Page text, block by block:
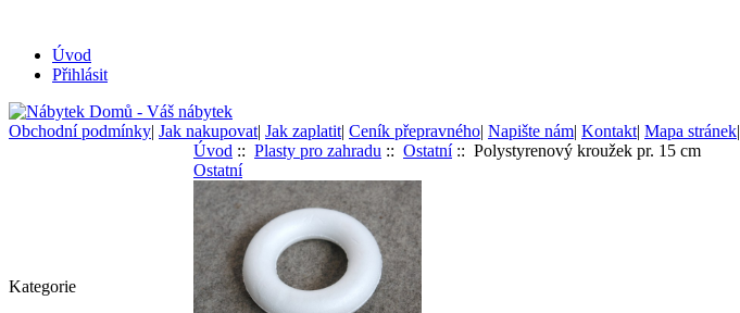
Úvod
Přihlásit
Obchodní podmínky| Jak nakupovat| Jak zaplatit| Ceník přepravného| Napište nám| Kontakt| Mapa stránek|
Kategorie
Úvod :: Plasty pro zahradu :: Ostatní:: Polystyrenový kroužek pr. 15 cm
Ostatní